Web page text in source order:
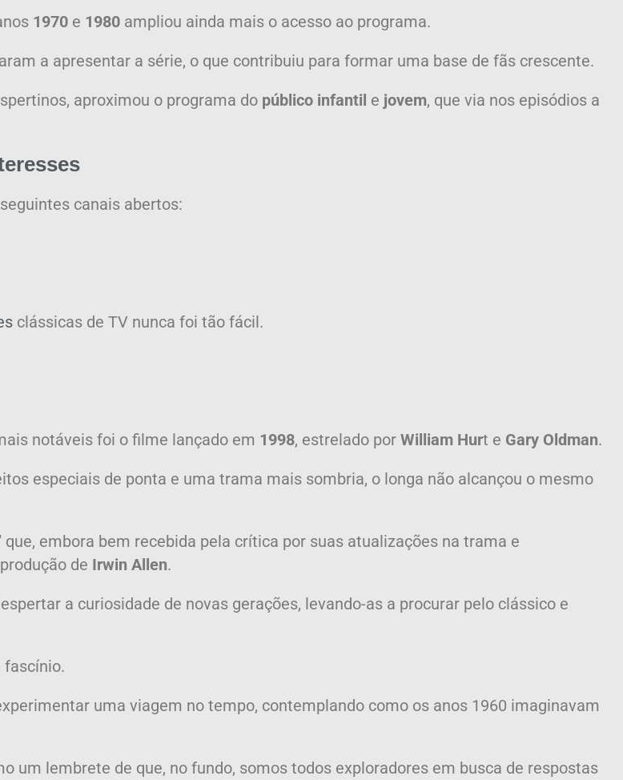
1970 e 1980 ampliou ainda mais o acesso ao programa.
a apresentar a série, o que contribuiu para formar uma base de fãs crescente.
aproximou o programa do público infantil e jovem, que via nos episódios a
canais abertos:
clássicas de TV nunca foi tão fácil.
notáveis foi o filme lançado em 1998, estrelado por William Hurt e Gary Oldman.
especiais de ponta e uma trama mais sombria, o longa não alcançou o mesmo
que, embora bem recebida pela crítica por suas atualizações na trama e
de Irwin Allen.
a curiosidade de novas gerações, levando-as a procurar pelo clássico e
fascínio.
uma viagem no tempo, contemplando como os anos 1960 imaginavam
um lembrete de que, no fundo, somos todos exploradores em busca de respostas